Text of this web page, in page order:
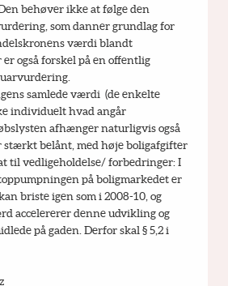
behøver ikke at følge den
som danner grundlag for
værdi blandt
også forskel på en offentlig
samlede værdi  (de enkelte
individuelt hvad angår
afhænger naturligvis også
stærkt belånt, med høje boligafgifter
til vedligeholdelse/ forbedringer: I
på boligmarkedet er
briste igen som i 2008-10, og
accelererer denne udvikling og
på gaden. Derfor skal § 5,2 i